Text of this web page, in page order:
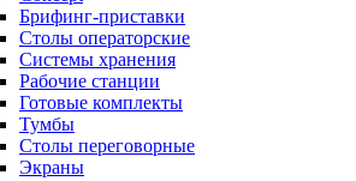
Брифинг-приставки
Столы операторские
Системы хранения
Рабочие станции
Готовые комплекты
Тумбы
Столы переговорные
Экраны